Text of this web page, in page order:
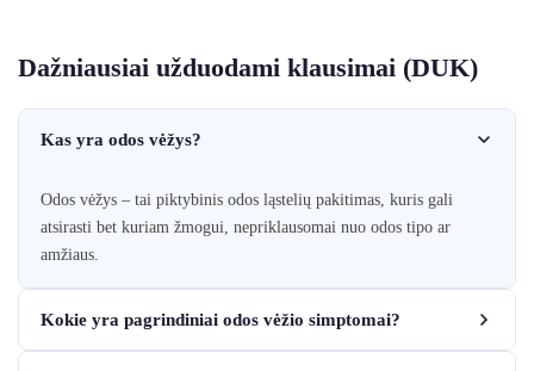
Dažniausiai užduodami klausimai (DUK)
Kas yra odos vėžys?
Odos vėžys – tai piktybinis odos ląstelių pakitimas, kuris gali
atsirasti bet kuriam žmogui, nepriklausomai nuo odos tipo ar
amžiaus.
Kokie yra pagrindiniai odos vėžio simptomai?